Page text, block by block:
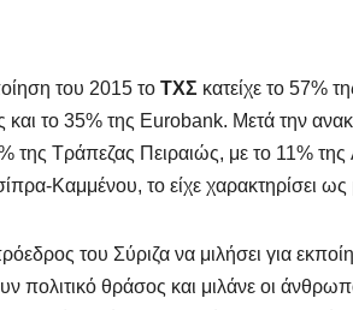
του 2015 το ΤΧΣ κατείχε το 57%
το 35% της Eurobank. Μετά την
της Τράπεζας Πειραιώς, με το 11%
Καμμένου, το είχε χαρακτηρίσει ως
του Σύριζα να μιλήσει για
πολιτικό θράσος και μιλάνε οι